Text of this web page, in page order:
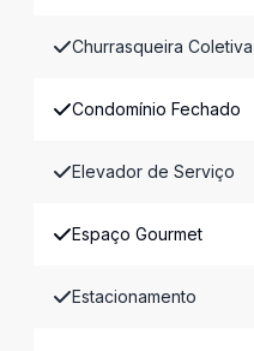
Churrasqueira Coletiva
Condomínio Fechado
Elevador de Serviço
Espaço Gourmet
Estacionamento